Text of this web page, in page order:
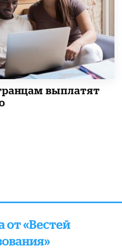
выплатят
от «Вестей